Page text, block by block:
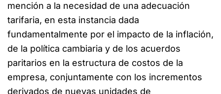
mención a la necesidad de una adecuación
tarifaria, en esta instancia dada
fundamentalmente por el impacto de la inflación,
de la política cambiaria y de los acuerdos
paritarios en la estructura de costos de la
empresa, conjuntamente con los incrementos
derivados de nuevas unidades de